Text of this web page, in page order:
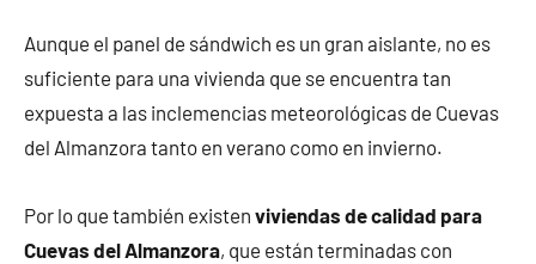
Aunque el panel de sándwich es un gran aislante, no es
suficiente para una vivienda que se encuentra tan
expuesta a las inclemencias meteorológicas de Cuevas
del Almanzora tanto en verano como en invierno.
Por lo que también existen viviendas de calidad para
Cuevas del Almanzora, que están terminadas con